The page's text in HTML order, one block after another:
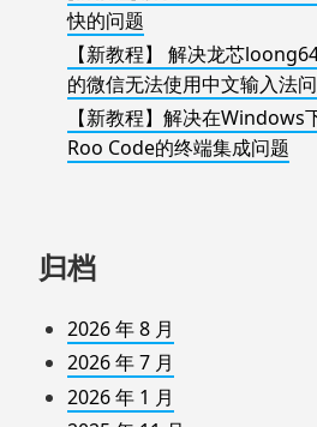
快的问题
【新教程】 解决龙芯
的微信无法使用中文输入法
【新教程】解决在Windows
Roo Code的终端集成问题
归档
2026 年 8 月
2026 年 7 月
2026 年 1 月